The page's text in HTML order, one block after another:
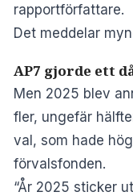
rapportförfattare.
Det meddelar
AP7 gjorde ett
Men 2025 blev
fler, ungefär
val, som hade
förvalsfonden.
“År 2025 sticker